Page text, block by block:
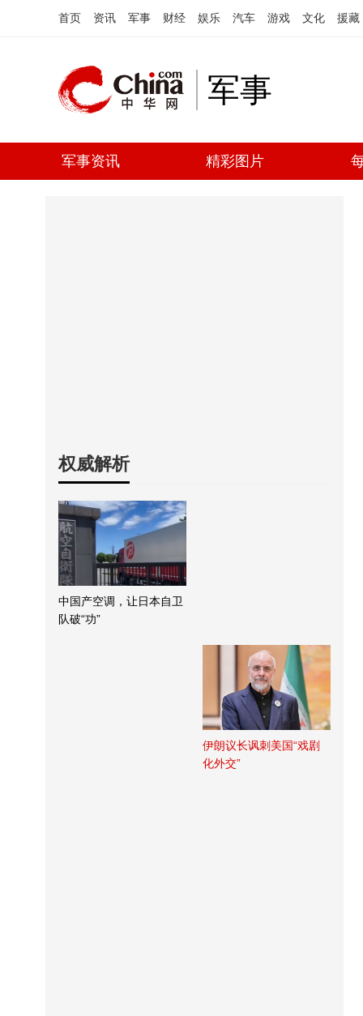
首页 资讯 军事 财经 娱乐 汽车 游戏 文化 援藏
军事
军事资讯 精彩图片
权威解析
中国产空调，让日本自卫
队破“功”
伊朗议长讽刺美国“戏剧
化外交”